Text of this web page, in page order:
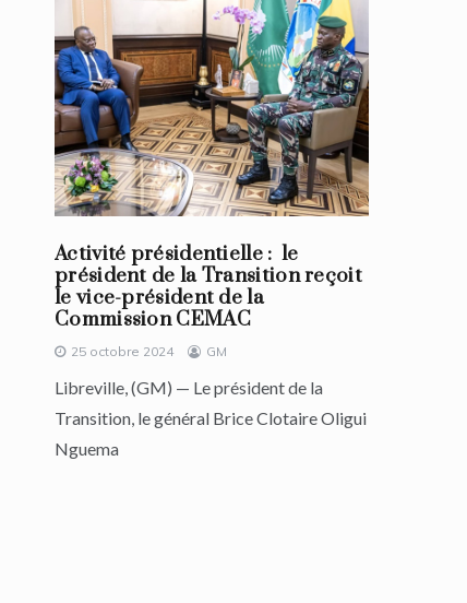
Activité présidentielle : le
président de la Transition reçoit
le vice-président de la
Commission CEMAC
25 octobre 2024 GM
Libreville, (GM) — Le président de la
Transition, le général Brice Clotaire Oligui
Nguema